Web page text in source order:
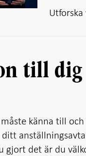
till dig
känna till
gjort det är du